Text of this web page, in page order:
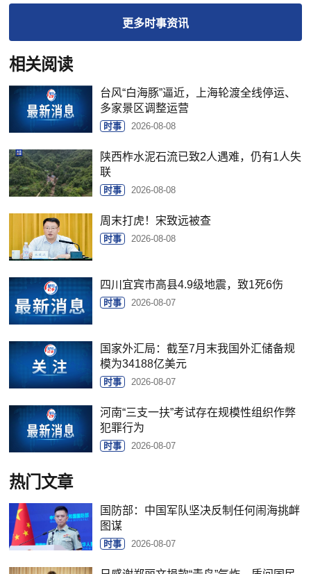
更多时事资讯
相关阅读
台风“白海豚”逼近，上海轮渡全线停运、
多家景区调整运营
时事 2026-08-08
陕西柞水泥石流已致2人遇难，仍有1人失
联
时事 2026-08-08
周末打虎！宋致远被查
时事 2026-08-08
四川宜宾市高县4.9级地震，致1死6伤
时事 2026-08-07
国家外汇局：截至7月末我国外汇储备规
模为34188亿美元
时事 2026-08-07
河南“三支一扶”考试存在规模性组织作弊
犯罪行为
时事 2026-08-07
热门文章
国防部：中国军队坚决反制任何闹海挑衅
图谋
时事 2026-08-07